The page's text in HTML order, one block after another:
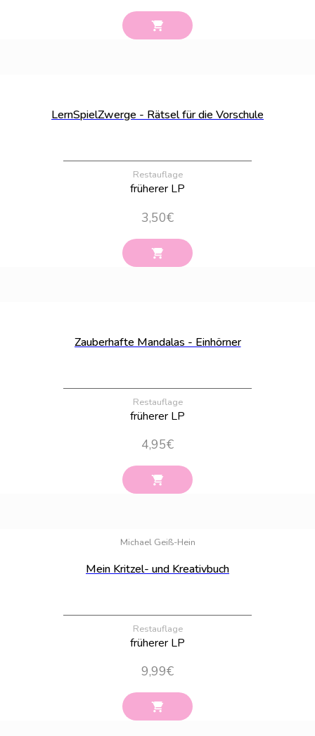
LernSpielZwerge - Rätsel für die Vorschule
Restauflage
früherer LP
3,50€
Zauberhafte Mandalas - Einhörner
Restauflage
früherer LP
4,95€
Michael Geiß-Hein
Mein Kritzel- und Kreativbuch
Restauflage
früherer LP
9,99€